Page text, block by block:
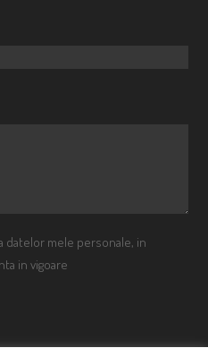
datelor mele personale, in
in vigoare